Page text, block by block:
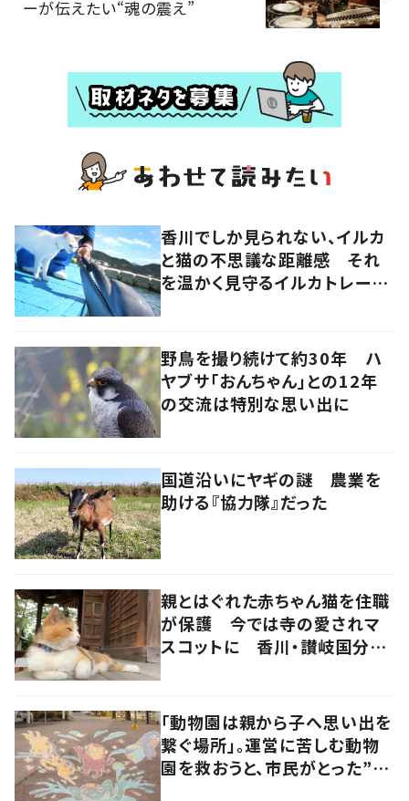
ーが伝えたい“魂の震え”
香川でしか見られない、イルカ
と猫の不思議な距離感 それ
を温かく見守るイルカトレーナ
野鳥を撮り続けて約30年 ハ
ヤブサ「おんちゃん」との12年
の交流は特別な思い出に
国道沿いにヤギの謎 農業を
助ける『協力隊』だった
親とはぐれた赤ちゃん猫を住職
が保護 今では寺の愛されマ
スコットに 香川・讃岐国分寺
「動物園は親から子へ思い出を
繋ぐ場所」。運営に苦しむ動物
園を救おうと、市民がとった”あ